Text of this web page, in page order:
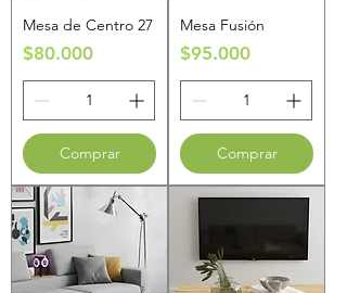
Mesa de Centro 27
Precio
$80.000
Comprar
Mesa Fusión
Precio
$95.000
Comprar